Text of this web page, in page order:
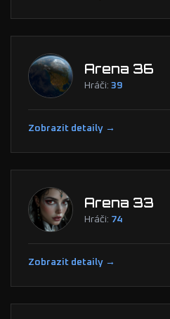
Arena 36
Hráči:39
Zobrazit detaily →
Arena 33
Hráči: 74
Zobrazit detaily →